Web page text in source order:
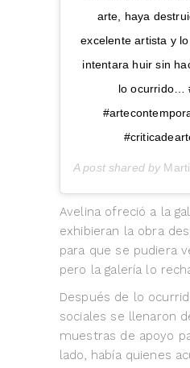
arte, haya
excelente artista y
intentara huir sin
lo ocurrido…
A post shared by
Avelina ofreció a la
exhibieran la obra
para que se pudiera
pero la galería lo
Después de lo
sociales se llenaron
muestras de apoyo
lado, había quienes